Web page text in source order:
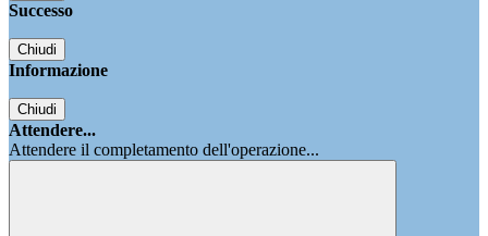
Successo
Chiudi
Informazione
Chiudi
Attendere...
Attendere il completamento dell'operazione...